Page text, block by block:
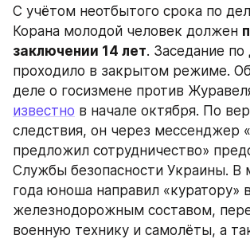
С учётом неотбытого срока по
Корана молодой человек должен
заключении 14 лет. Заседание по
проходило в закрытом режиме.
известно в начале октября. По
следствия, он через мессенджер
предложил сотрудничество»
Службы безопасности Украины. В
года юноша направил «куратору»
железнодорожным составом,
военную технику и самолёты, а